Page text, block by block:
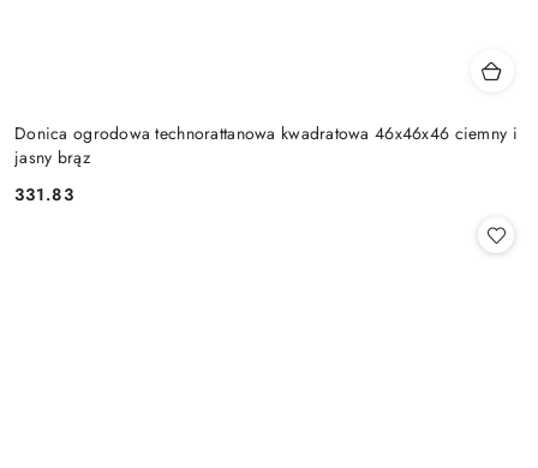
Donica ogrodowa technorattanowa kwadratowa 46x46x46 ciemny i
jasny brąz
Cena:
331.83